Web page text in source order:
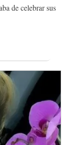
de celebrar sus